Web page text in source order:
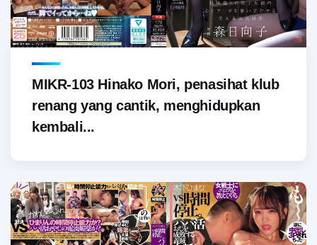
MIKR-103 Hinako Mori, penasihat klub
renang yang cantik, menghidupkan
kembali...